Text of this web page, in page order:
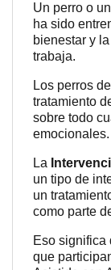
Un perro o
ha sido
bienestar y
trabaja.
Los perros
tratamiento
sobre todo
emocionales.
La
un tipo de
un
como parte
Eso significa
que